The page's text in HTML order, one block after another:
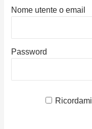
Nome utente o email
Password
Ricordami